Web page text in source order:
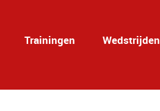
Trainingen Wedstrijden